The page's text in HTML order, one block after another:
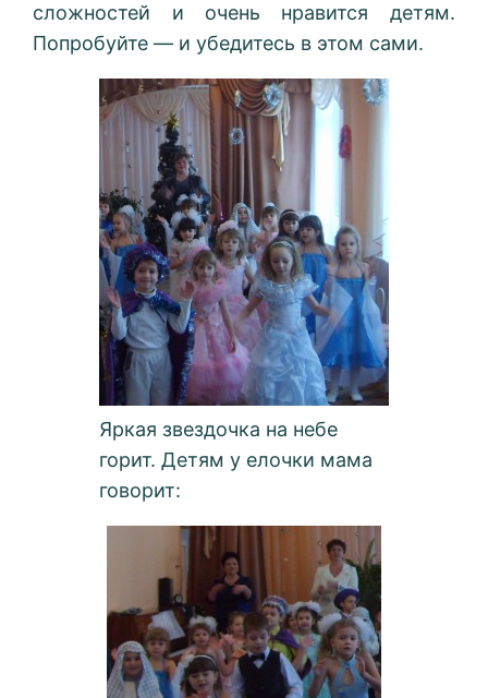
сложностей и очень нравится детям.
Попробуйте — и убедитесь в этом сами.
Яркая звездочка на небе
горит. Детям у елочки мама
говорит: